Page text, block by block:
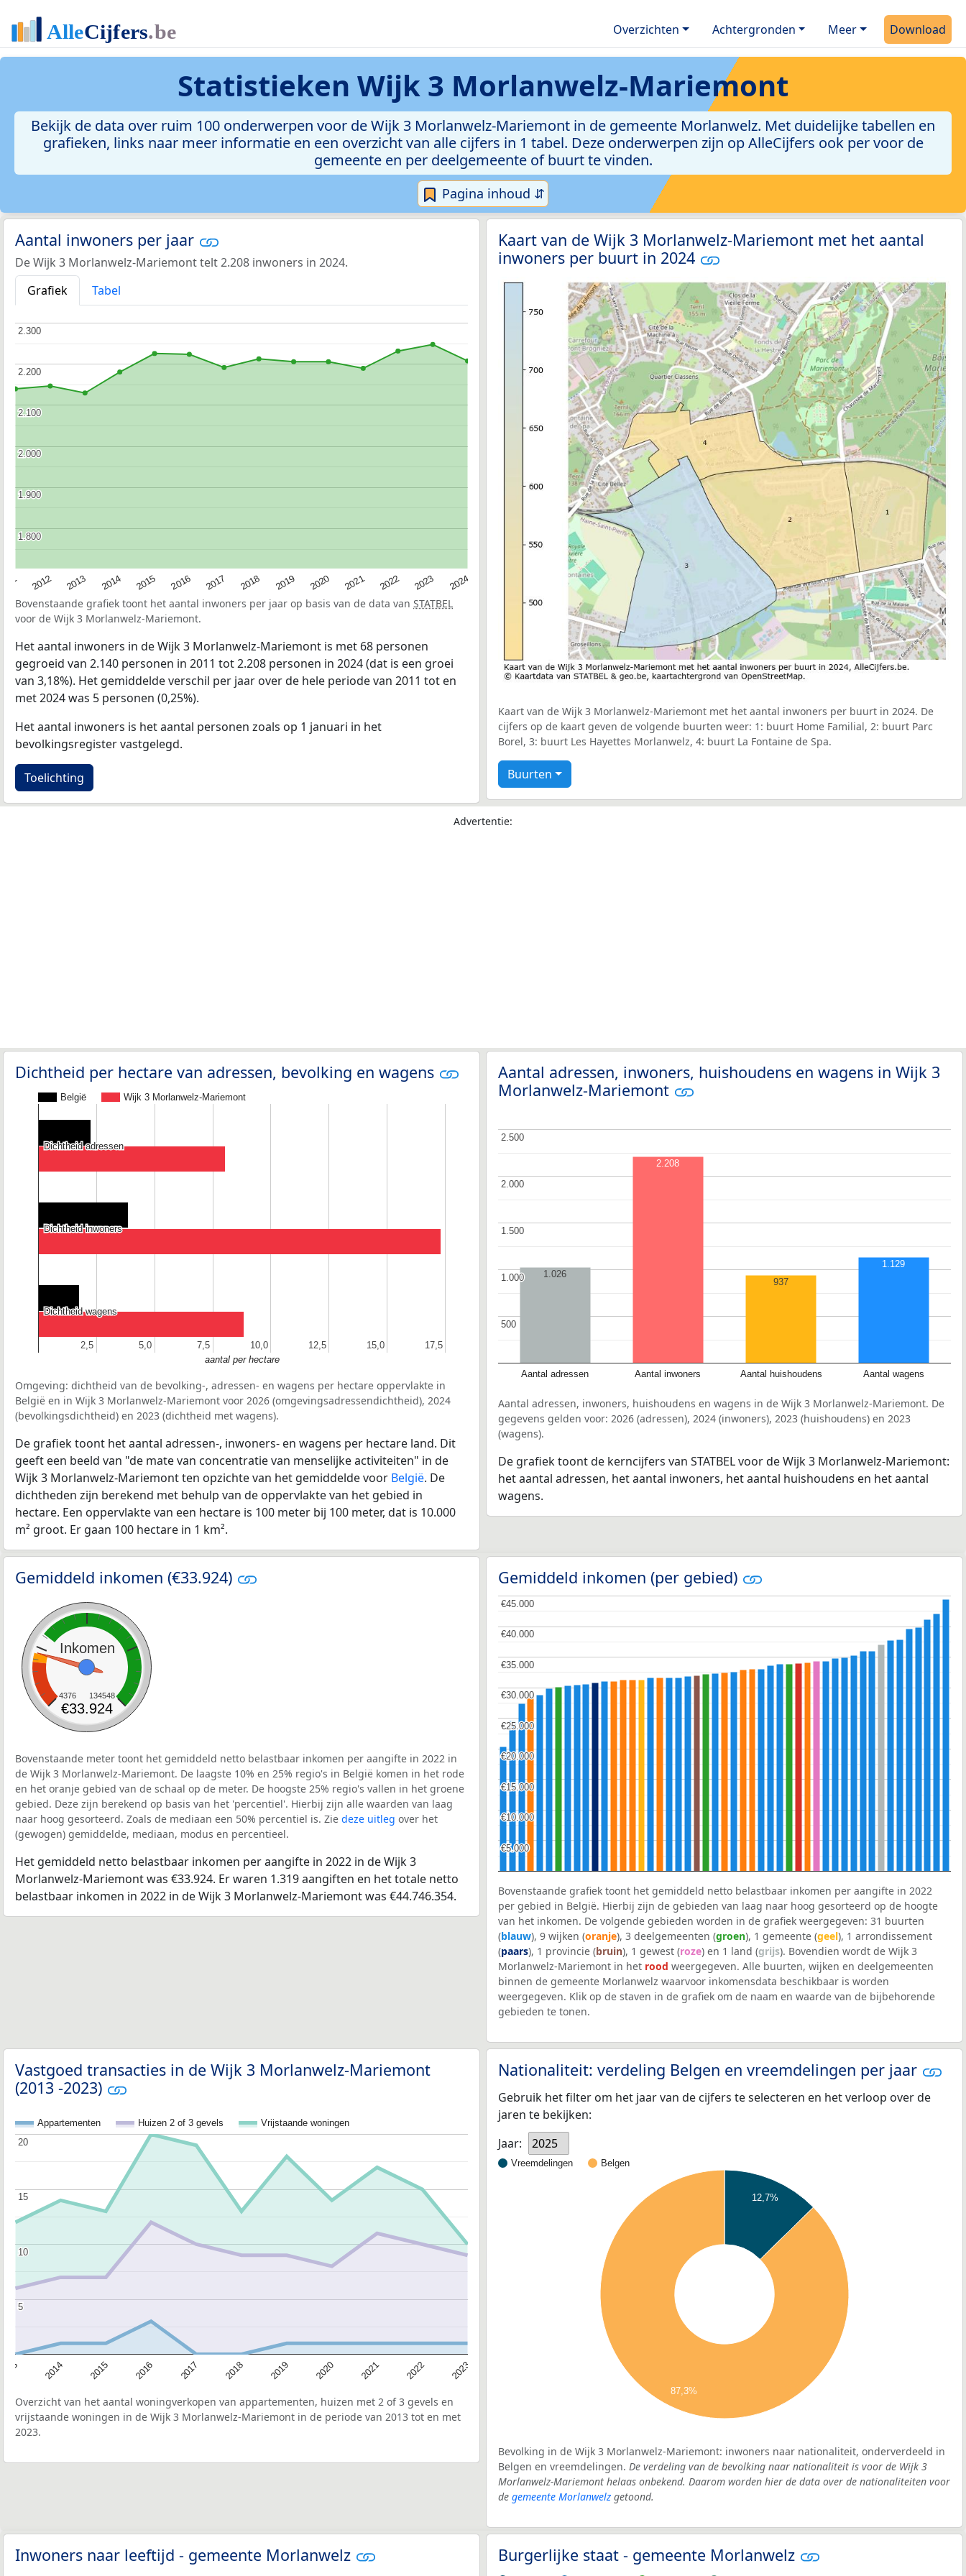
Overzichten Achtergronden Meer Download
Statistieken Wijk 3 Morlanwelz-Mariemont
Bekijk de data over ruim 100 onderwerpen voor de Wijk 3 Morlanwelz-Mariemont in de gemeente Morlanwelz. Met duidelijke tabellen en
grafieken, links naar meer informatie en een overzicht van alle cijfers in 1 tabel. Deze onderwerpen zijn op AlleCijfers ook per voor de
gemeente en per deelgemeente of buurt te vinden.
Pagina inhoud ⇵
Aantal inwoners per jaar
De Wijk 3 Morlanwelz-Mariemont telt 2.208 inwoners in 2024.
Grafiek
Tabel
2012 2013 2014 2015 2016 2017 2018 2019 2020 2021 2022 2023 2024
1.800
1.800
1.900
1.900
2.000
2.000
2.100
2.100
2.200
2.200
2.300
2.300
Bovenstaande grafiek toont het aantal inwoners per jaar op basis van de data van STATBEL
voor de Wijk 3 Morlanwelz-Mariemont.
Het aantal inwoners in de Wijk 3 Morlanwelz-Mariemont is met 68 personen
gegroeid van 2.140 personen in 2011 tot 2.208 personen in 2024 (dat is een groei
van 3,18%). Het gemiddelde verschil per jaar over de hele periode van 2011 tot en
met 2024 was 5 personen (0,25%).
Het aantal inwoners is het aantal personen zoals op 1 januari in het
bevolkingsregister vastgelegd.
Toelichting
Kaart van de Wijk 3 Morlanwelz-Mariemont met het aantal
inwoners per buurt in 2024
Kaart van de Wijk 3 Morlanwelz-Mariemont met het aantal inwoners per buurt in 2024. De
cijfers op de kaart geven de volgende buurten weer: 1: buurt Home Familial, 2: buurt Parc
Borel, 3: buurt Les Hayettes Morlanwelz, 4: buurt La Fontaine de Spa.
Buurten
Advertentie:
Dichtheid per hectare van adressen, bevolking en wagens
België Wijk 3 Morlanwelz-Mariemont
2,5
2,5 5,0
5,0 7,5
7,5 10,0
10,0 12,5
12,5 15,0
15,0 17,5
17,5
Dichtheid adressen
Dichtheid adressen
Dichtheid inwoners
Dichtheid inwoners
Dichtheid wagens
Dichtheid wagens
aantal per hectare
Omgeving: dichtheid van de bevolking-, adressen- en wagens per hectare oppervlakte in
België en in Wijk 3 Morlanwelz-Mariemont voor 2026 (omgevingsadressendichtheid), 2024
(bevolkingsdichtheid) en 2023 (dichtheid met wagens).
De grafiek toont het aantal adressen-, inwoners- en wagens per hectare land. Dit
geeft een beeld van "de mate van concentratie van menselijke activiteiten" in de
Wijk 3 Morlanwelz-Mariemont ten opzichte van het gemiddelde voor België. De
dichtheden zijn berekend met behulp van de oppervlakte van het gebied in
hectare. Een oppervlakte van een hectare is 100 meter bij 100 meter, dat is 10.000
m² groot. Er gaan 100 hectare in 1 km².
Aantal adressen, inwoners, huishoudens en wagens in Wijk 3
Morlanwelz-Mariemont
Aantal adressen Aantal inwoners Aantal huishoudens Aantal wagens
500
500
1.000
1.000
1.500
1.500
2.000
2.000
2.500
2.500
1.026
2.208
937
1.129
Aantal adressen, inwoners, huishoudens en wagens in de Wijk 3 Morlanwelz-Mariemont. De
gegevens gelden voor: 2026 (adressen), 2024 (inwoners), 2023 (huishoudens) en 2023
(wagens).
De grafiek toont de kerncijfers van STATBEL voor de Wijk 3 Morlanwelz-Mariemont:
het aantal adressen, het aantal inwoners, het aantal huishoudens en het aantal
wagens.
Gemiddeld inkomen (€33.924)
Inkomen
4376 134548
€33.924
Bovenstaande meter toont het gemiddeld netto belastbaar inkomen per aangifte in 2022 in
de Wijk 3 Morlanwelz-Mariemont. De laagste 10% en 25% regio's in België komen in het rode
en het oranje gebied van de schaal op de meter. De hoogste 25% regio's vallen in het groene
gebied. Deze zijn berekend op basis van het 'percentiel'. Hierbij zijn alle waarden van laag
naar hoog gesorteerd. Zoals de mediaan een 50% percentiel is. Zie deze uitleg over het
(gewogen) gemiddelde, mediaan, modus en percentieel.
Het gemiddeld netto belastbaar inkomen per aangifte in 2022 in de Wijk 3
Morlanwelz-Mariemont was €33.924. Er waren 1.319 aangiften en het totale netto
belastbaar inkomen in 2022 in de Wijk 3 Morlanwelz-Mariemont was €44.746.354.
Gemiddeld inkomen (per gebied)
€5.000
€5.000
€10.000
€10.000
€15.000
€15.000
€20.000
€20.000
€25.000
€25.000
€30.000
€30.000
€35.000
€35.000
€40.000
€40.000
€45.000
€45.000
Bovenstaande grafiek toont het gemiddeld netto belastbaar inkomen per aangifte in 2022
per gebied in België. Hierbij zijn de gebieden van laag naar hoog gesorteerd op de hoogte
van het inkomen. De volgende gebieden worden in de grafiek weergegeven: 31 buurten
(blauw), 9 wijken (oranje), 3 deelgemeenten (groen), 1 gemeente (geel), 1 arrondissement
(paars), 1 provincie (bruin), 1 gewest (roze) en 1 land (grijs). Bovendien wordt de Wijk 3
Morlanwelz-Mariemont in het rood weergegeven. Alle buurten, wijken en deelgemeenten
binnen de gemeente Morlanwelz waarvoor inkomensdata beschikbaar is worden
weergegeven. Klik op de staven in de grafiek om de naam en waarde van de bijbehorende
gebieden te tonen.
Vastgoed transacties in de Wijk 3 Morlanwelz-Mariemont
(2013 -2023)
Appartementen Huizen 2 of 3 gevels Vrijstaande woningen
2014 2015 2016 2017 2018 2019 2020 2021 2022 2023
5
5
10
10
15
15
20
20
Overzicht van het aantal woningverkopen van appartementen, huizen met 2 of 3 gevels en
vrijstaande woningen in de Wijk 3 Morlanwelz-Mariemont in de periode van 2013 tot en met
2023.
Nationaliteit: verdeling Belgen en vreemdelingen per jaar
Gebruik het filter om het jaar van de cijfers te selecteren en het verloop over de
jaren te bekijken:
Jaar:
2025
Vreemdelingen Belgen
12,7%
87,3%
Bevolking in de Wijk 3 Morlanwelz-Mariemont: inwoners naar nationaliteit, onderverdeeld in
Belgen en vreemdelingen. De verdeling van de bevolking naar nationaliteit is voor de Wijk 3
Morlanwelz-Mariemont helaas onbekend. Daarom worden hier de data over de nationaliteiten voor
de gemeente Morlanwelz getoond.
Inwoners naar leeftijd - gemeente Morlanwelz Burgerlijke staat - gemeente Morlanwelz